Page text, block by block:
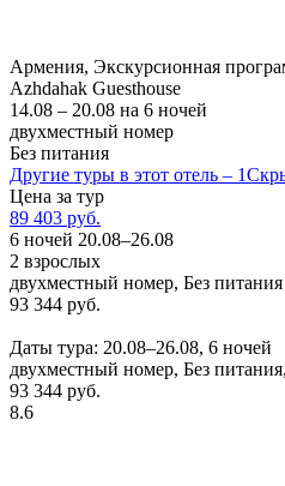
Армения, Экскурсионная
Azhdahak Guesthouse
14.08 – 20.08 на 6 ночей
двухместный номер
Без питания
Другие туры в этот отель – 1
Цена за тур
89 403 руб.
6 ночей 20.08–26.08
2 взрослых
двухместный номер, Без питания
93 344 руб.
Даты тура: 20.08–26.08, 6 ночей
двухместный номер, Без
93 344 руб.
8.6